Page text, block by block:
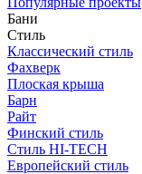
Бани
Стиль
Классический стиль
Фахверк
Плоская крыша
Барн
Райт
Финский стиль
Стиль HI-TECH
Европейский стиль